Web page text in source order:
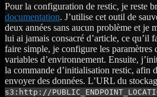
Pour la configuration de restic, je reste
documentation. J’utilise cet outil de
deux années sans aucun problème et je
lui ai jamais consacré d’article, ce qu’il
faire simple, je configure les paramètres
variables d’environnement. Ensuite,
la commande d’initialisation restic, afin
envoyer des données. L’URL du
s3:http://